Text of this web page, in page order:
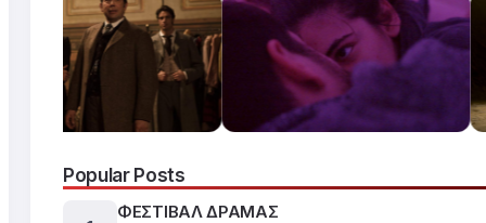
Popular Posts
ΦΕΣΤΙΒΑΛ ΔΡΑΜΑΣ